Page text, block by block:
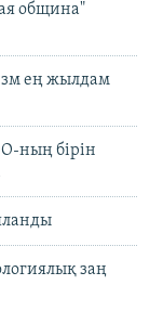
община"
ең жылдам
ның бірін
заң